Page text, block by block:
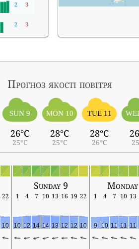
2 3
2 3
Прогноз якості повітря
SUN 9
26°C
25°C
MON 10
28°C
25°C
TUE 11
28°C
26°C
Sunday 9
22 1 4 7 10 13 16 19 22 1 4 7 10 13
10 10 12 14 14 13 12 12 10 9 10 11 11 11